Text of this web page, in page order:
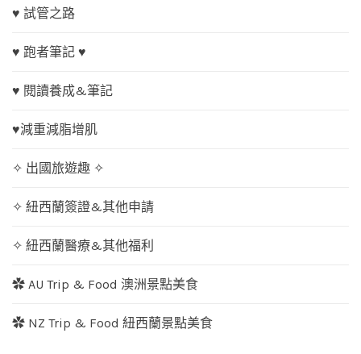
♥ 試管之路
♥ 跑者筆記 ♥
♥ 閱讀養成&筆記
♥減重減脂增肌
✧ 出國旅遊趣 ✧
✧ 紐西蘭簽證&其他申請
✧ 紐西蘭醫療&其他福利
✿ AU Trip & Food 澳洲景點美食
✿ NZ Trip & Food 紐西蘭景點美食